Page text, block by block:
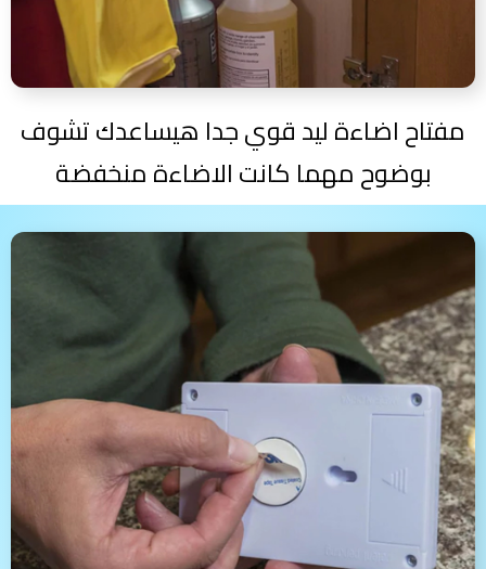
مفتاح اضاءة ليد قوي جدا هيساعدك تشوف
بوضوح مهما كانت الاضاءة منخفضة